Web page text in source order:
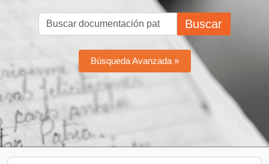
Buscar
Búsqueda Avanzada »